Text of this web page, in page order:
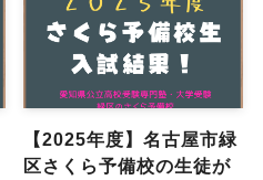
【2025年度】名古屋市緑
区さくら予備校の生徒が